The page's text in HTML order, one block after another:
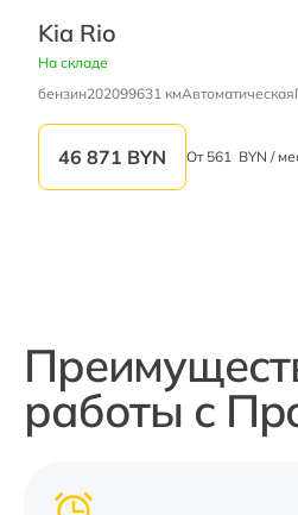
Kia Rio
На складе
бензин202099631 кмАвтоматическая
46 871 BYN От 561 BYN /
работы с